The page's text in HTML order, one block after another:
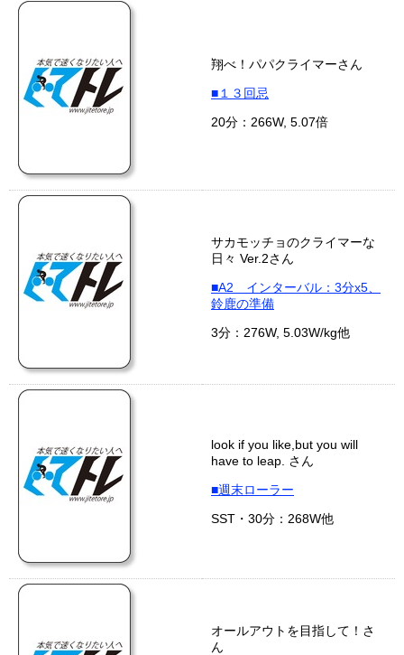
翔べ！パパクライマーさん
■１３回忌
20分：266W, 5.07倍
サカモッチョのクライマーな
日々 Ver.2さん
■A2 インターバル：3分x5、
鈴鹿の準備
3分：276W, 5.03W/kg他
look if you like,but you will
have to leap. さん
■週末ローラー
SST・30分：268W他
オールアウトを目指して！さ
ん